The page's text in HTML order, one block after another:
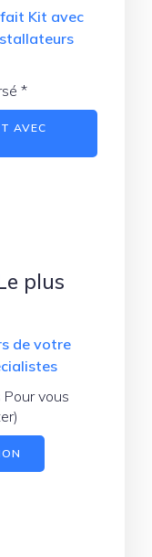
Kit avec
*
AVEC
plus
de votre
Pour vous